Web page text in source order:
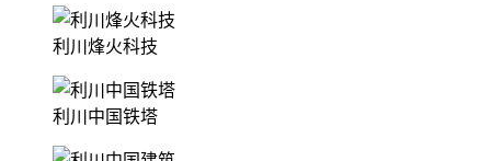
利川烽火科技
利川中国铁塔